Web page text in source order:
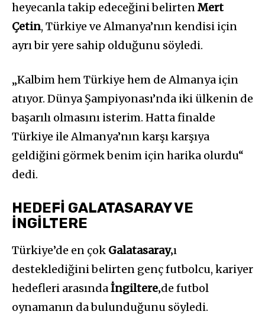
heyecanla takip edeceğini belirtenMert
Çetin, Türkiye ve Almanya’nın kendisi için
ayrı bir yere sahip olduğunu söyledi.
„Kalbim hem Türkiye hem de Almanya için
atıyor. Dünya Şampiyonası’nda iki ülkenin de
başarılı olmasını isterim. Hatta finalde
Türkiye ile Almanya’nın karşı karşıya
geldiğini görmek benim için harika olurdu“
dedi.
HEDEFİ GALATASARAY VE
İNGİLTERE
Türkiye’de en çok Galatasaray‚ı
desteklediğini belirten genç futbolcu, kariyer
hedefleri arasındaİngiltere‚de futbol
oynamanın da bulunduğunu söyledi.